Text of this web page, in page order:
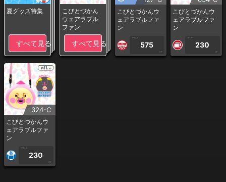
夏グッズ特集
すべて見る
こびとづかん
ウェアラブル
ファン
すべて見る
こびとづかんウ
ェアラブルファ
ン
1PLAY
575
CP
こびとづかんウ
ェアラブルファ
ン
1PLAY
230
CP
324-C
こびとづかんウ
ェアラブルファ
ン
1PLAY
230
CP